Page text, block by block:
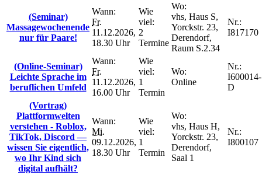
(Seminar)
Massagewochenende
nur für Paare!
Wann:
Fr.
11.12.2026,
18.30 Uhr
Wie
viel:
2
Termine
Wo:
vhs, Haus S,
Yorckstr. 23,
Derendorf,
Raum S.2.34
Nr.:
I817170
(Online-Seminar)
Leichte Sprache im
beruflichen Umfeld
Wann:
Fr.
11.12.2026,
16.00 Uhr
Wie
viel:
1
Termin
Wo:
Online
Nr.:
I600014-
D
(Vortrag)
Plattformwelten
verstehen - Roblox,
TikTok, Discord —
wissen Sie eigentlich,
wo Ihr Kind sich
digital aufhält?
Wann:
Mi.
09.12.2026,
18.30 Uhr
Wie
viel:
1
Termin
Wo:
vhs, Haus H,
Yorckstr. 23,
Derendorf,
Saal 1
Nr.:
I800107